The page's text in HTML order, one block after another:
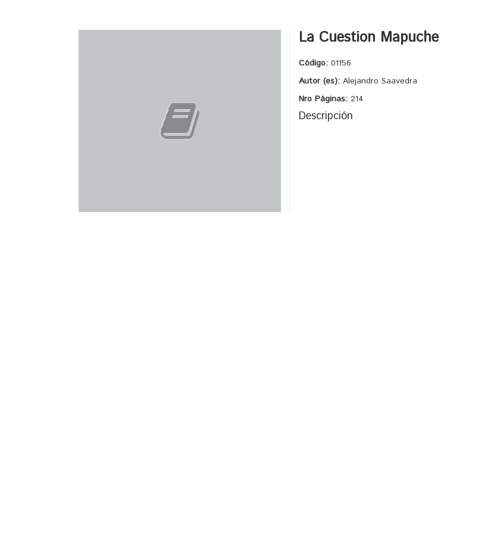
La Cuestion Mapuche
Código: 01156
Autor (es): Alejandro Saavedra
Nro Páginas: 214
Descripción